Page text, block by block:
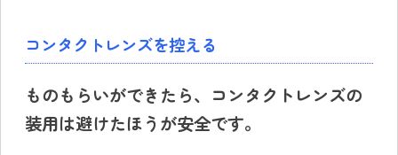
コンタクトレンズを控える
ものもらいができたら、コンタクトレンズの
装用は避けたほうが安全です。